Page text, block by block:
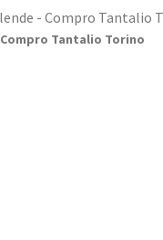
Compro Tantalio Torino